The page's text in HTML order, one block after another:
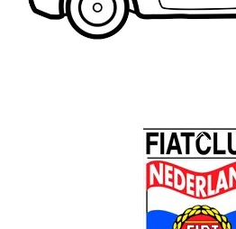
Back
To
Top